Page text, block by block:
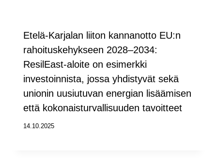
Etelä-Karjalan liiton kannanotto EU:n
rahoituskehykseen 2028–2034:
ResilEast-aloite on esimerkki
investoinnista, jossa yhdistyvät sekä
unionin uusiutuvan energian lisäämisen
että kokonaisturvallisuuden tavoitteet
14.10.2025